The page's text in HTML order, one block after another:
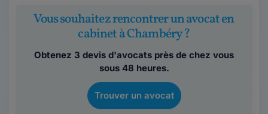
Vous souhaitez rencontrer un avocat en
cabinet à Chambéry ?
Obtenez 3 devis d'avocats près de chez vous
sous 48 heures.
Trouver un avocat